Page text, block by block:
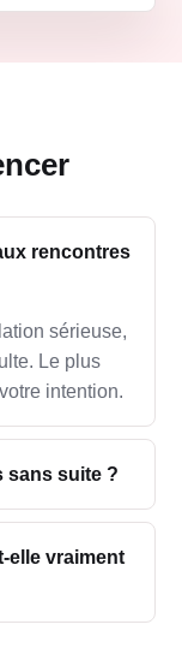
rencontres
sérieuse,
Le plus
intention.
sans suite ?
elle vraiment